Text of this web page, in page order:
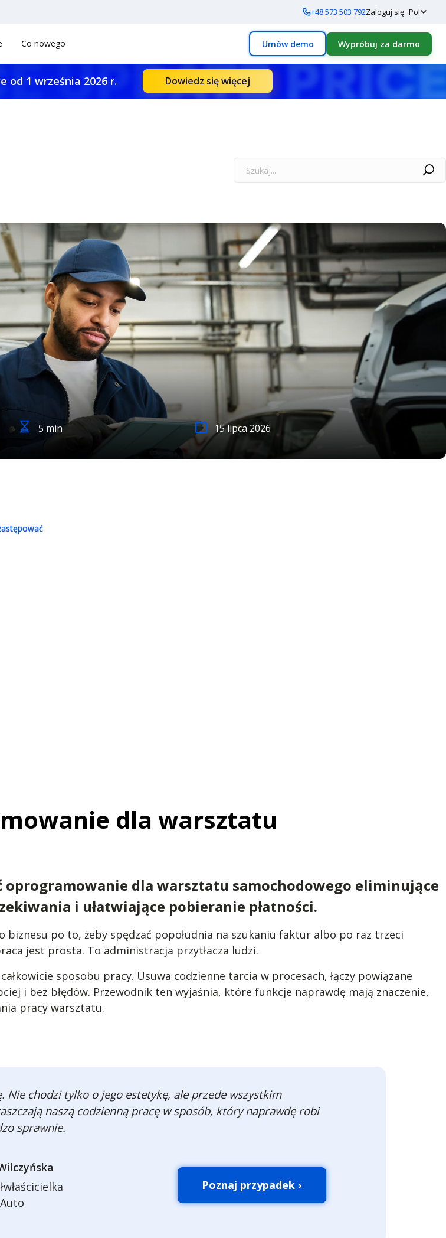
+48 573 503 792Zaloguj się Pol
Co nowego Umów demo Wypróbuj za darmo
od 1 września 2026 r. Dowiedz się więcej
5 min 15 lipca 2026
dla warsztatu
dla warsztatu samochodowego eliminujące
i ułatwiające pobieranie płatności.
biznesu po to, żeby spędzać popołudnia na szukaniu faktur albo po raz trzeci
jest prosta. To administracja przytłacza ludzi.
sposobu pracy. Usuwa codzienne tarcia w procesach, łączy powiązane
i bez błędów. Przewodnik ten wyjaśnia, które funkcje naprawdę mają znaczenie,
pracy warsztatu.
Nie chodzi tylko o jego estetykę, ale przede wszystkim
naszą codzienną pracę w sposób, który naprawdę robi
sprawnie.
Poznaj przypadek ›